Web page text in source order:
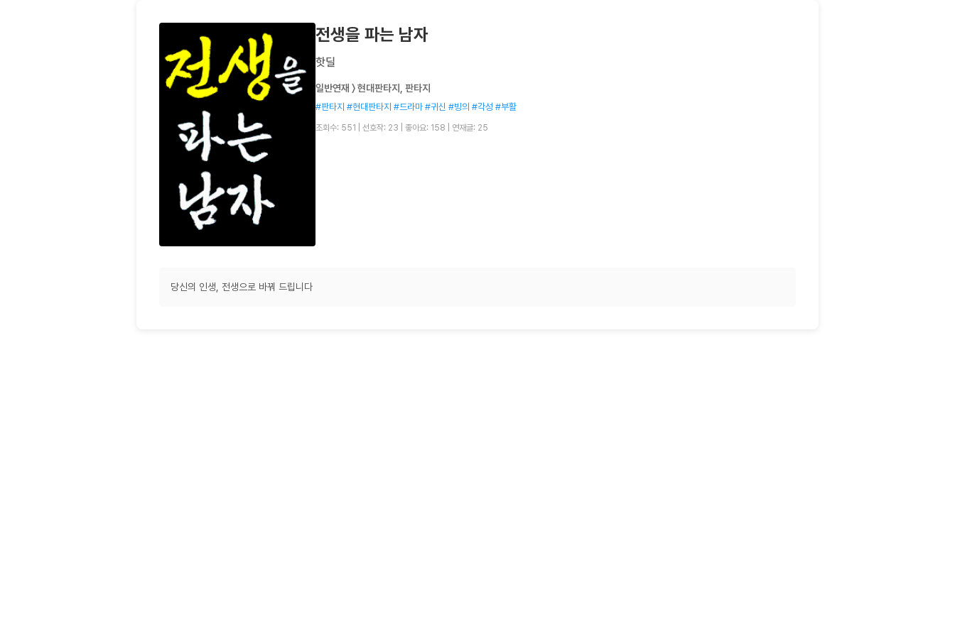
전생을 파는 남자
핫딜
일반연재 〉 현대판타지, 판타지
#판타지 #현대판타지 #드라마 #귀신 #빙의 #각성 #부활
조회수: 551 선호작: 23 좋아요: 158 연재글: 25
당신의 인생, 전생으로 바꿔 드립니다